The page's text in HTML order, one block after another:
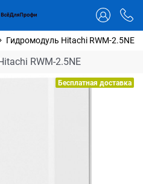
Гидромодуль Hitachi RWM-2.5NE
RWM-2.5NE
Бесплатная доставка